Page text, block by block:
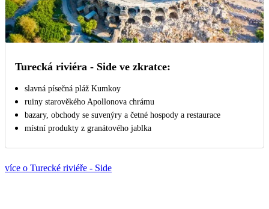
Turecká riviéra - Side ve zkratce:
slavná písečná pláž Kumkoy
ruiny starověkého Apollonova chrámu
bazary, obchody se suvenýry a četné hospody a restaurace
místní produkty z granátového jablka
více o Turecké riviéře - Side